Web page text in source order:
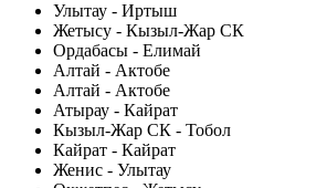
Улытау - Иртыш
Жетысу - Кызыл-Жар СК
Ордабасы - Елимай
Алтай - Актобе
Алтай - Актобе
Атырау - Кайрат
Кызыл-Жар СК - Тобол
Кайрат - Кайрат
Женис - Улытау